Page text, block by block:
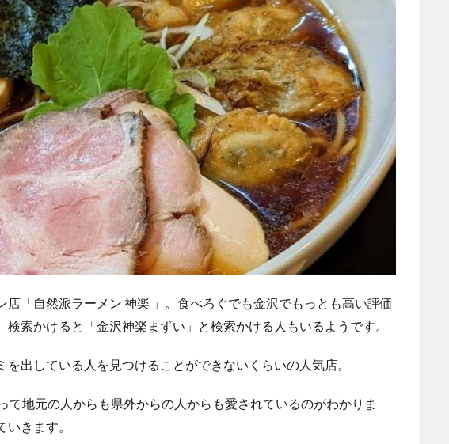
店「自然派ラーメン 神楽 」。食べろぐでも金沢でもっとも高い評価
検索かけると「金沢神楽まずい」と検索かける人もいるようです。
を出している人を見つけることができないくらいの人気店。
て地元の人からも県外からの人からも愛されているのがわかりま
きます。